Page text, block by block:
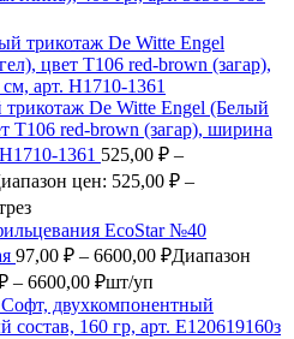
De Witte Engel (Белый
Т106 red-brown (загар), ширина
1361 525,00 ₽ –
цен: 525,00 ₽ –
EcoStar №40
97,00 ₽ – 6600,00 ₽Диапазон
– 6600,00 ₽шт/уп
двухкомпонентный
состав, 160 гр, арт. Е120619160з